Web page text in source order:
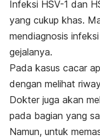
Infeksi HSV-1 dan
yang cukup khas.
mendiagnosis
gejalanya.
Pada kasus cacar
dengan melihat
Dokter juga akan
pada bagian yang
Namun, untuk